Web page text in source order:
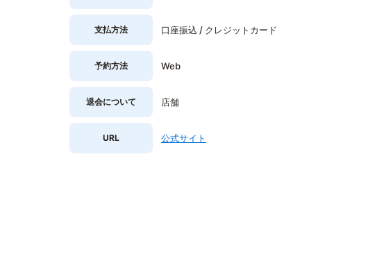
支払方法 口座振込 / クレジットカード
予約方法 Web
退会について 店舗
URL 公式サイト